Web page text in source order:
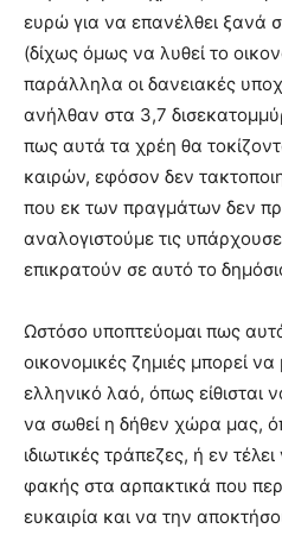
ευρώ για να επανέλθει ξανά
(δίχως όμως να λυθεί το
παράλληλα οι δανειακές
ανήλθαν στα 3,7
πως αυτά τα χρέη θα
καιρών, εφόσον δεν
που εκ των πραγμάτων δεν
αναλογιστούμε τις
επικρατούν σε αυτό το
Ωστόσο υποπτεύομαι πως
οικονομικές ζημιές μπορεί
ελληνικό λαό, όπως είθισται
να σωθεί η δήθεν χώρα μας,
ιδιωτικές τράπεζες, ή εν
φακής στα αρπακτικά που
ευκαιρία και να την